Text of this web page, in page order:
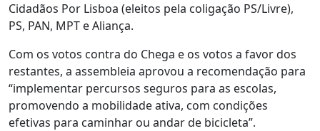
Cidadãos Por Lisboa (eleitos pela coligação PS/Livre),
PS, PAN, MPT e Aliança.
Com os votos contra do Chega e os votos a favor dos
restantes, a assembleia aprovou a recomendação para
“implementar percursos seguros para as escolas,
promovendo a mobilidade ativa, com condições
efetivas para caminhar ou andar de bicicleta”.